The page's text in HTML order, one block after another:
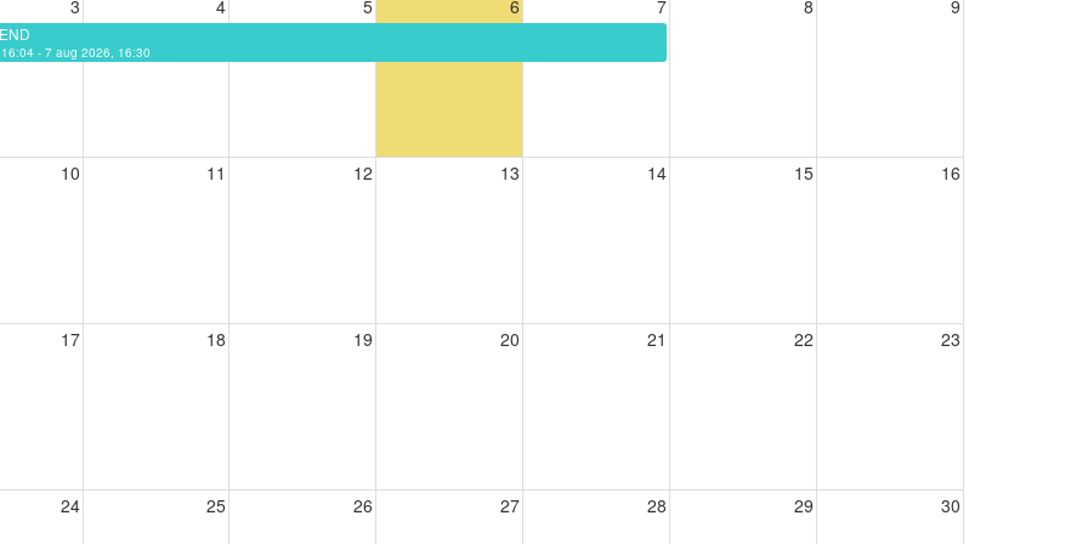
3 4 5 6 7 8 9
- 7 aug 2026, 16:30
10 11 12 13 14 15 16
17 18 19 20 21 22 23
24 25 26 27 28 29 30